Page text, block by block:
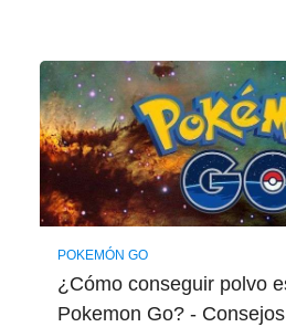
POKEMÓN GO
¿Cómo conseguir polvo
Pokemon Go? -